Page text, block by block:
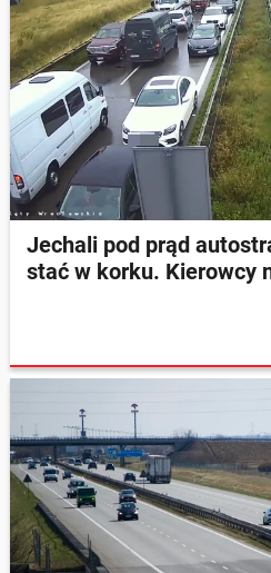
Jechali pod prąd
stać w korku. Kierowcy